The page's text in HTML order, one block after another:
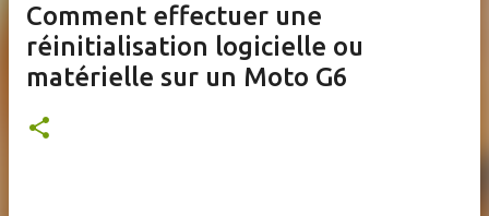
Comment effectuer une
réinitialisation logicielle ou
matérielle sur un Moto G6